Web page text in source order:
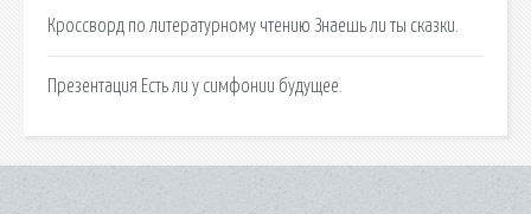
Кроссворд по литературному чтению Знаешь ли ты сказки.
Презентация Есть ли у симфонии будущее.